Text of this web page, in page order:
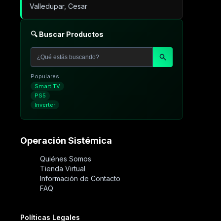
Valledupar, Cesar
🔍 Buscar Productos
Populares:
Smart TV
PS5
Inverter
Operación Sistémica
Quiénes Somos
Tienda Virtual
Información de Contacto
FAQ
Políticas Legales